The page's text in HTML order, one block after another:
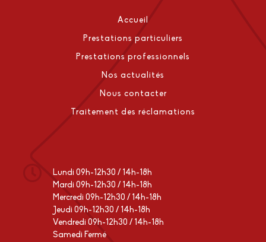
Accueil
Prestations particuliers
Prestations professionnels
Nos actualités
Nous contacter
Traitement des réclamations
Lundi 09h-12h30 / 14h-18h
Mardi 09h-12h30 / 14h-18h
Mercredi 09h-12h30 / 14h-18h
Jeudi 09h-12h30 / 14h-18h
Vendredi 09h-12h30 / 14h-18h
Samedi Fermé